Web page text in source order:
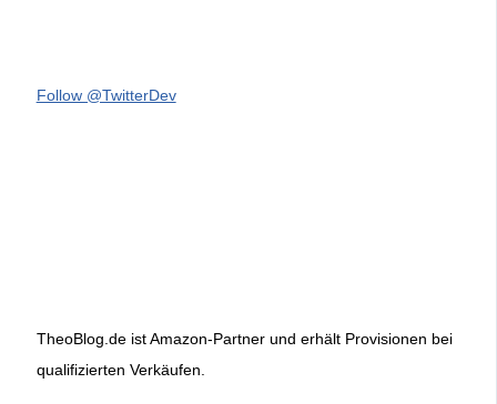
Follow @TwitterDev
TheoBlog.de ist Amazon-Partner und erhält Provisionen bei
qualifizierten Verkäufen.